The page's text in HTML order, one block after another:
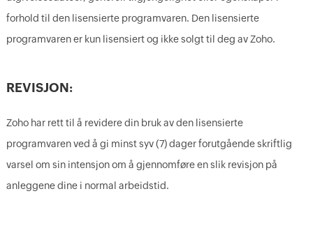
forhold til den lisensierte programvaren. Den lisensierte
programvaren er kun lisensiert og ikke solgt til deg av Zoho.
REVISJON:
Zoho har rett til å revidere din bruk av den lisensierte
programvaren ved å gi minst syv (7) dager forutgående skriftlig
varsel om sin intensjon om å gjennomføre en slik revisjon på
anleggene dine i normal arbeidstid.